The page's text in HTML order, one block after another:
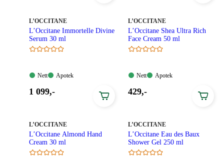
MERKE:
L’OCCITANE
L’Occitane Immortelle Divine
Serum 30 ml
Nett:
Nett
Apotek:
Apotek
Pris:
kroner.
1 099,-
MERKE:
L’OCCITANE
L’Occitane Shea Ultra Rich
Face Cream 50 ml
Nett:
Nett
Apotek:
Apotek
Pris:
429,-
MERKE:
L’OCCITANE
L’Occitane Almond Hand
Cream 30 ml
MERKE:
L’OCCITANE
L’Occitane Eau des Baux
Shower Gel 250 ml